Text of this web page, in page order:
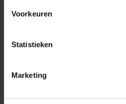
Voorkeuren
Statistieken
Marketing